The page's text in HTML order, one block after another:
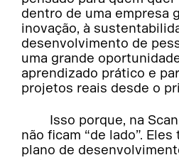
dentro de uma empresa
inovação, à
desenvolvimento de
uma grande
aprendizado prático e
projetos reais desde o
Isso porque, na
não ficam “de lado”.
plano de